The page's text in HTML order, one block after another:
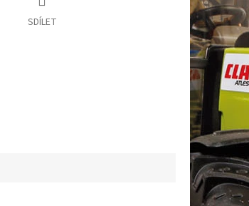
SDÍLET